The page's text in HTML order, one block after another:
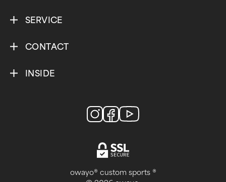
SERVICE
CONTACT
INSIDE
owayo® custom sports ®